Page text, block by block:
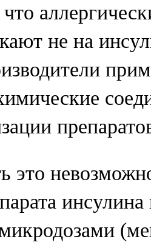
что
не на
это